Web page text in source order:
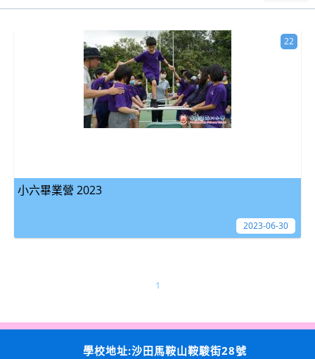
小六畢業營 2023
22
2023-06-30
1
學校地址:沙田馬鞍山鞍駿街28號